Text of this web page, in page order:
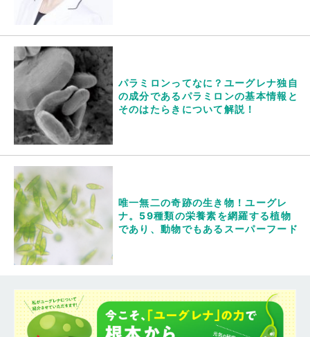
パラミロンってなに？ユーグレナ独自
の成分であるパラミロンの基本情報と
そのはたらきについて解説！
唯一無二の奇跡の生き物！ユーグレ
ナ。59種類の栄養素を網羅する植物
であり、動物でもあるスーパーフード